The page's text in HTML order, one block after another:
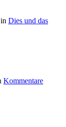
Dies und das
Kommentare